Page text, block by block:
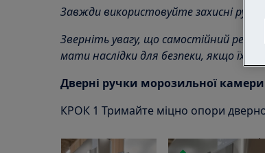
Завжди використовуйте захисні
Зверніть увагу, що самостійний
мати наслідки для безпеки, якщо їх
Дверні ручки морозильної
КРОК 1 Тримайте міцно опори